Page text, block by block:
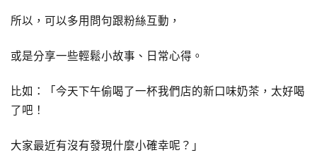
所以，可以多用問句跟粉絲互動，
或是分享一些輕鬆小故事、日常心得。
比如：「今天下午偷喝了一杯我們店的新口味奶茶，太好喝
了吧！
大家最近有沒有發現什麼小確幸呢？」